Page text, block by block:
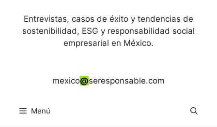
Entrevistas, casos de éxito y tendencias de
sostenibilidad, ESG y responsabilidad social
empresarial en México.
mexico@seresponsable.com
Menú